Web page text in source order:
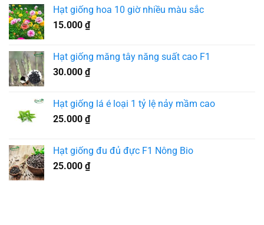
Hạt giống hoa 10 giờ nhiều màu sắc
15.000 ₫
Hạt giống măng tây năng suất cao F1
30.000 ₫
Hạt giống lá é loại 1 tỷ lệ nảy mầm cao
25.000 ₫
Hạt giống đu đủ đực F1 Nông Bio
25.000 ₫